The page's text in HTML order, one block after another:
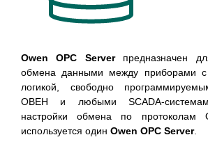
Owen OPC Serverпредназначен
обмена данными между приборами с
логикой, свободно
ОВЕН и любыми SCADA-
настройки обмена по
используется один Owen OPC Server.